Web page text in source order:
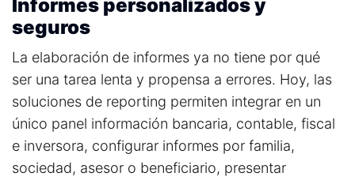
Informes personalizados y
seguros
La elaboración de informes ya no tiene por qué
ser una tarea lenta y propensa a errores. Hoy, las
soluciones de reporting permiten integrar en un
único panel información bancaria, contable, fiscal
e inversora, configurar informes por familia,
sociedad, asesor o beneficiario, presentar